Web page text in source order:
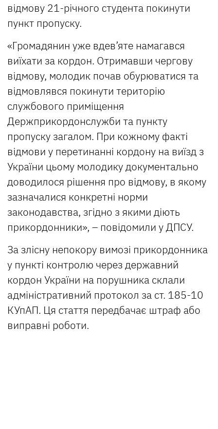
відмову 21-річного студента покинути
пункт пропуску.
«Громадянин уже вдев’яте намагався
виїхати за кордон. Отримавши чергову
відмову, молодик почав обурюватися та
відмовлявся покинути територію
службового приміщення
Держприкордонслужби та пункту
пропуску загалом. При кожному факті
відмови у перетинанні кордону на виїзд з
України цьому молодику документально
доводилося рішення про відмову, в якому
зазначалися конкретні норми
законодавства, згідно з якими діють
прикордонники», – повідомили у ДПСУ.
За злісну непокору вимозі прикордонника
у пункті контролю через державний
кордон України на порушника склали
адміністративний протокол за ст. 185-10
КУпАП. Ця стаття передбачає штраф або
виправні роботи.